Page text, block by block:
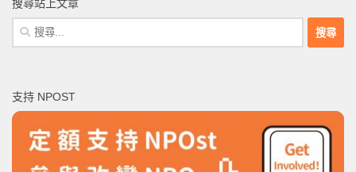
搜尋站上文章
搜
尋
字:
支持 NPOST